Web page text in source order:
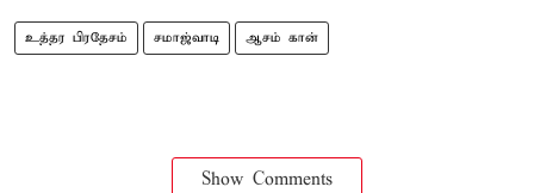
உத்தர பிரதேசம் சமாஜ்வாடி ஆசம் கான்
Show Comments